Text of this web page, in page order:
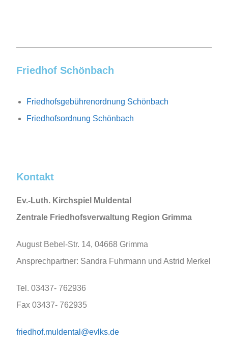
Friedhof Schönbach
Friedhofsgebührenordnung Schönbach
Friedhofsordnung Schönbach
Kontakt
Ev.-Luth. Kirchspiel Muldental
Zentrale Friedhofsverwaltung Region Grimma
August Bebel-Str. 14, 04668 Grimma
Ansprechpartner: Sandra Fuhrmann und Astrid Merkel
Tel. 03437- 762936
Fax 03437- 762935
friedhof.muldental@evlks.de